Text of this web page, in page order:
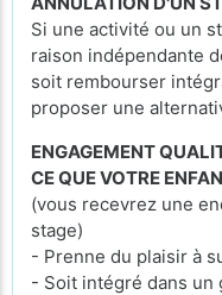
Si une activité ou un
raison indépendante
soit rembourser
proposer une
ENGAGEMENT
CE QUE VOTRE
(vous recevrez une
stage)
- Prenne du plaisir à
- Soit intégré dans un